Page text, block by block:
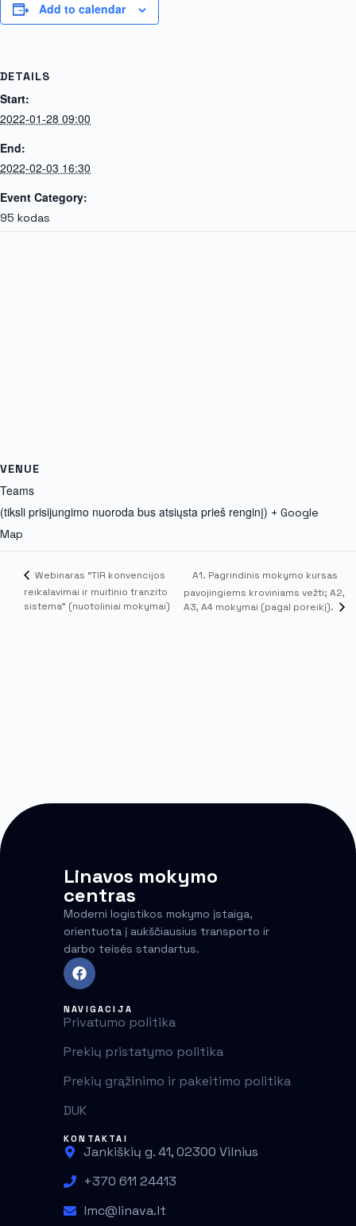
Add to calendar
DETAILS
Start:
2022-01-28 09:00
End:
2022-02-03 16:30
Event Category:
95 kodas
VENUE
Teams
(tiksli prisijungimo nuoroda bus atsiųsta prieš renginį) + Google
Map
Webinaras “TIR konvencijos
reikalavimai ir muitinio tranzito
sistema” (nuotoliniai mokymai)
A1. Pagrindinis mokymo kursas
pavojingiems kroviniams vežti; A2,
A3, A4 mokymai (pagal poreikį).
Linavos mokymo
centras
Moderni logistikos mokymo įstaiga,
orientuota į aukščiausius transporto ir
darbo teisės standartus.
NAVIGACIJA
Privatumo politika
Prekių pristatymo politika
Prekių grąžinimo ir pakeitimo politika
DUK
KONTAKTAI
Jankiškių g. 41, 02300 Vilnius
+370 611 24413
lmc@linava.lt